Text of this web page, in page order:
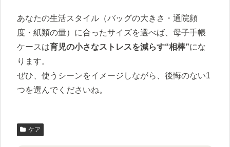
あなたの生活スタイル（バッグの大きさ・通院頻
度・紙類の量）に合ったサイズを選べば、母子手帳
ケースは育児の小さなストレスを減らす“相棒”にな
ります。
ぜひ、使うシーンをイメージしながら、後悔のない1
つを選んでくださいね。
ケア